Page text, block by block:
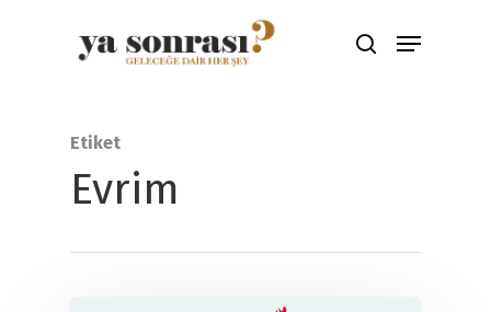
tuşuna basınız
Etiket
Evrim